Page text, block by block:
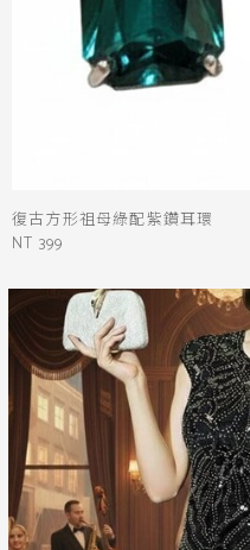
復古方形祖母綠配紫鑽耳環
NT 399